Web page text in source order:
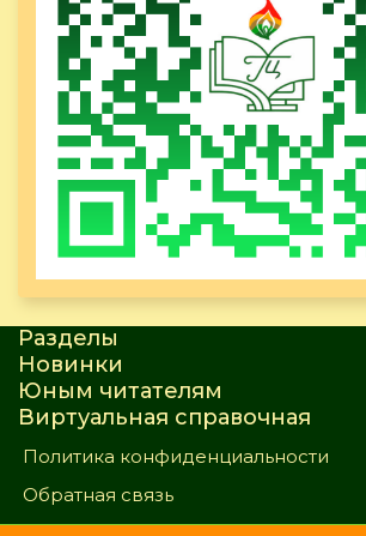
Разделы
Новинки
Юным читателям
Виртуальная справочная
Политика конфиденциальности
Обратная связь